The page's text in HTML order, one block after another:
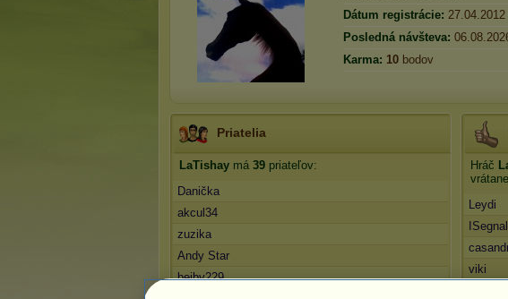
Dátum registrácie: 27.04.2012
Posledná návšteva:
Karma: 10 bodov
Priatelia
LaTishay má 39 priateľov:
Danička
akcul34
zuzika
Andy Star
bejby229
Hráč
Leydi
viki